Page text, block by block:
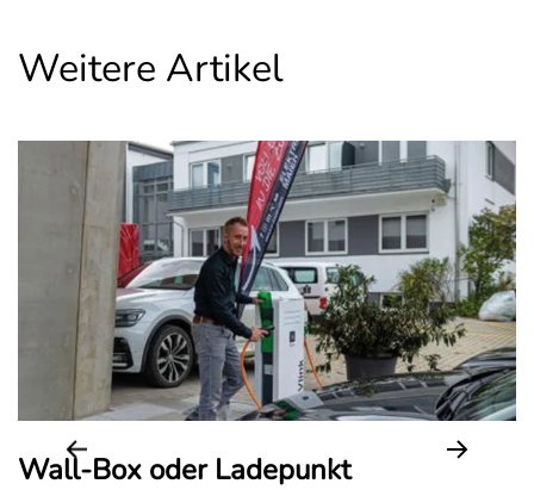
Weitere Artikel
Wall-Box oder Ladepunkt